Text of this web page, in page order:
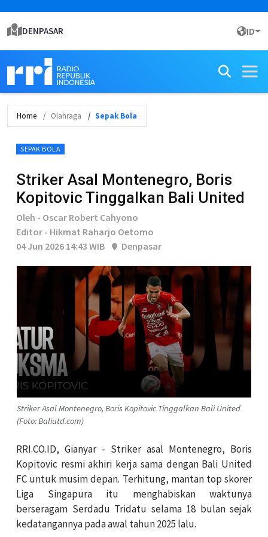
DENPASAR ID
Home Olahraga Sepak Bola
SEPAK BOLA
Striker Asal Montenegro, Boris
Kopitovic Tinggalkan Bali United
Oleh - Oscar Robert Cahyono
Editor - Hikmat Raharjo Oetomo
04 Jun 2026 14:43 WIB
Denpasar
Striker Asal Montenegro, Boris Kopitovic Tinggalkan Bali United
(Foto: Baliutd.com)
RRI.CO.ID, Gianyar - Striker asal Montenegro, Boris
Kopitovic resmi akhiri kerja sama dengan Bali United
FC untuk musim depan. Terhitung, mantan top skorer
Liga Singapura itu menghabiskan waktunya
berseragam Serdadu Tridatu selama 18 bulan sejak
kedatangannya pada awal tahun 2025 lalu.